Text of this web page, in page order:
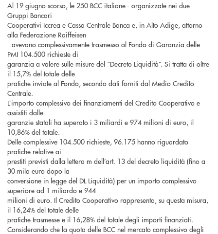
Al 19 giugno scorso, le 250 BCC italiane - organizzate nei due
Gruppi Bancari
Cooperativi Iccrea e Cassa Centrale Banca e, in Alto Adige, attorno
alla Federazione Raiffeisen
- avevano complessivamente trasmesso al Fondo di Garanzia delle
PMI 104.500 richieste di
garanzia a valere sulle misure del “Decreto Liquidità”. Si tratta di oltre
il 15,7% del totale delle
pratiche inviate al Fondo, secondo dati forniti dal Medio Credito
Centrale.
L’importo complessivo dei finanziamenti del Credito Cooperativo e
assistiti dalle
garanzie statali ha superato i 3 miliardi e 974 milioni di euro, il
10,86% del totale.
Delle complessive 104.500 richieste, 96.175 hanno riguardato
pratiche relative ai
prestiti previsti dalla lettera m dell’art. 13 del decreto liquidità (fino a
30 mila euro dopo la
conversione in legge del DL Liquidità) per un importo complessivo
superiore ad 1 miliardo e 944
milioni di euro. Il Credito Cooperativo rappresenta, su questa misura,
il 16,24% del totale delle
pratiche trasmesse e il 16,28% del totale degli importi finanziati.
Considerando che la quota delle BCC nel mercato complessivo degli